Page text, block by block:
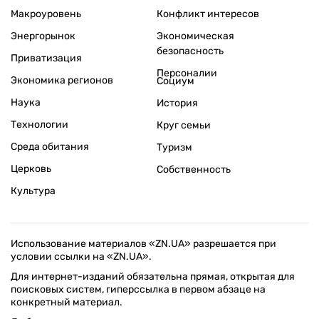
Макроуровень
Энергорынок
Приватизация
Экономика регионов
Конфликт интересов
Экономическая
безопасность
Персоналии
Наука
Технологии
Среда обитания
Церковь
Культура
Социум
История
Круг семьи
Туризм
Собственность
Использование материалов «ZN.UA» разрешается при
условии ссылки на «ZN.UA».
Для интернет-изданий обязательна прямая, открытая для
поисковых систем, гиперссылка в первом абзаце на
конкретный материал.